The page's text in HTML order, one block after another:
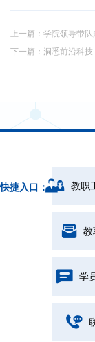
上一篇： 学院领导带
下一篇： 洞悉前沿科技
快捷入口： 教职
教
学